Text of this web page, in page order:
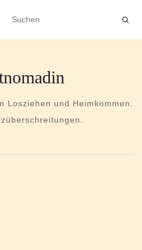
Losziehen und Heimkommen.